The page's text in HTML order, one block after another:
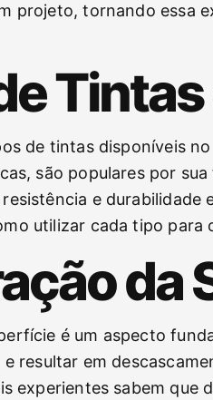
projeto, tornando essa
de tintas disponíveis
são populares por
e
utilizar cada tipo
da
é um aspecto
resultar em
experientes sabem